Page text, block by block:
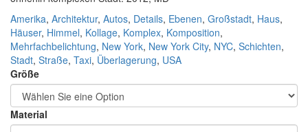
Amerika, Architektur, Autos, Details, Ebenen, Großstadt, Haus,
Häuser, Himmel, Kollage, Komplex, Komposition,
Mehrfachbelichtung, New York, New York City, NYC, Schichten,
Stadt, Straße, Taxi, Überlagerung, USA
Größe
Material